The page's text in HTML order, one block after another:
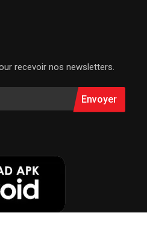
recevoir nos newsletters.
Envoyer